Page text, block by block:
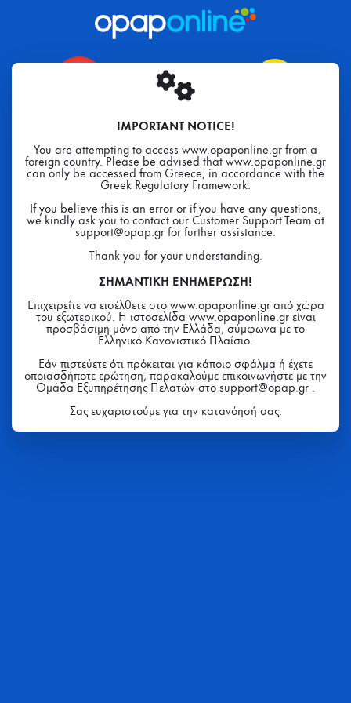
IMPORTANT NOTICE!
You are attempting to access www.opaponline.gr from a
foreign country. Please be advised that www.opaponline.gr
can only be accessed from Greece, in accordance with the
Greek Regulatory Framework.
If you believe this is an error or if you have any questions,
we kindly ask you to contact our Customer Support Team at
support@opap.gr for further assistance.
Thank you for your understanding.
ΣΗΜΑΝΤΙΚΗ ΕΝΗΜΕΡΩΣΗ!
Επιχειρείτε να εισέλθετε στο www.opaponline.gr από χώρα
του εξωτερικού. Η ιστοσελίδα www.opaponline.gr είναι
προσβάσιμη μόνο από την Ελλάδα, σύμφωνα με το
Ελληνικό Κανονιστικό Πλαίσιο.
Εάν πιστεύετε ότι πρόκειται για κάποιο σφάλμα ή έχετε
οποιασδήποτε ερώτηση, παρακαλούμε επικοινωνήστε με την
Ομάδα Εξυπηρέτησης Πελατών στο support@opap.gr .
Σας ευχαριστούμε για την κατανόησή σας.